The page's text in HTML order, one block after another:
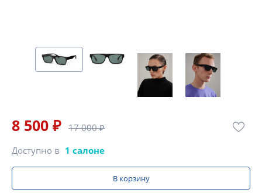
8 500 ₽ 17 000 ₽
Доступно в 1 салоне
В корзину